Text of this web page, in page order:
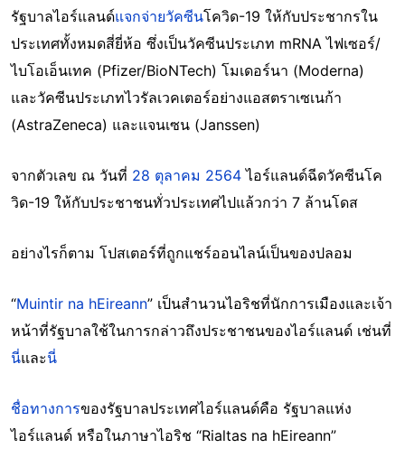
รัฐบาลไอร์แลนด์แจกจ่ายวัคซีนโควิด-19 ให้กับประชากรใน
ประเทศทั้งหมดสี่ยี่ห้อ ซึ่งเป็นวัคซีนประเภท mRNA ไฟเซอร์/
ไบโอเอ็นเทค (Pfizer/BioNTech) โมเดอร์นา (Moderna)
และวัคซีนประเภทไวรัลเวคเตอร์อย่างแอสตราเซเนก้า
(AstraZeneca) และแจนเซน (Janssen)
จากตัวเลข ณ วันที่ 28 ตุลาคม 2564 ไอร์แลนด์ฉีดวัคซีนโค
วิด-19 ให้กับประชาชนทั่วประเทศไปแล้วกว่า 7 ล้านโดส
อย่างไรก็ตาม โปสเตอร์ที่ถูกแชร์ออนไลน์เป็นของปลอม
“Muintir na hEireann” เป็นสำนวนไอริชที่นักการเมืองและเจ้า
หน้าที่รัฐบาลใช้ในการกล่าวถึงประชาชนของไอร์แลนด์ เช่นที่
นี่และนี่
ชื่อทางการของรัฐบาลประเทศไอร์แลนด์คือ รัฐบาลแห่ง
ไอร์แลนด์ หรือในภาษาไอริช “Rialtas na hEireann”